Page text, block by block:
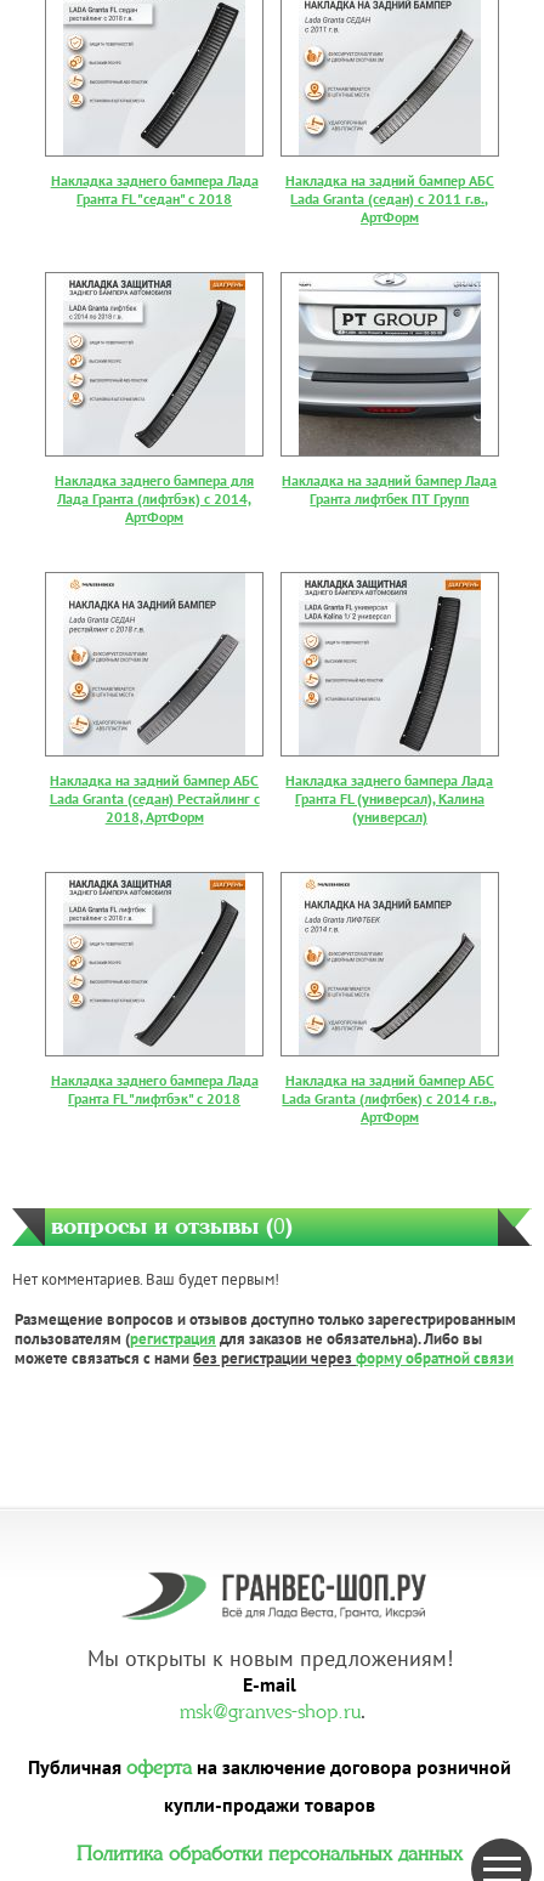
Накладка заднего бампера Лада
Гранта FL "седан" с 2018
Накладка на задний бампер АБС
Lada Granta (седан) с 2011 г.в.,
АртФорм
Накладка заднего бампера для
Лада Гранта (лифтбэк) с 2014,
АртФорм
Накладка на задний бампер Лада
Гранта лифтбек ПТ Групп
Накладка на задний бампер АБС
Lada Granta (седан) Рестайлинг с
2018, АртФорм
Накладка заднего бампера Лада
Гранта FL (универсал), Калина
(универсал)
Накладка заднего бампера Лада
Гранта FL "лифтбэк" с 2018
Накладка на задний бампер АБС
Lada Granta (лифтбек) с 2014 г.в.,
АртФорм
вопросы и отзывы (0)
Нет комментариев. Ваш будет первым!
Размещение вопросов и отзывов доступно только зарегестрированным
пользователям (регистрация для заказов не обязательна). Либо вы
можете связаться с намибез регистрации через форму обратной связи
Мы открыты к новым предложениям!
E-mail
msk@granves-shop.ru.
Публичная офертана заключение договора розничной
купли-продажи товаров
Политика обработки персональных данных